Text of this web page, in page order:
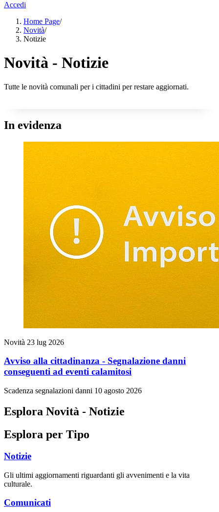
Accedi
Home Page/
Novità/
Notizie
Novità - Notizie
Tutte le novità comunali per i cittadini per restare aggiornati.
In evidenza
Novità 23 lug 2026
Avviso alla cittadinanza - Segnalazione danni
conseguenti ad eventi calamitosi
Scadenza segnalazioni danni 10 agosto 2026
Esplora Novità - Notizie
Esplora per Tipo
Notizie
Gli ultimi aggiornamenti riguardanti gli avvenimenti e la vita
culturale.
Comunicati